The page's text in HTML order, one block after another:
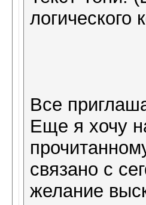
логического
Все
Еще я хочу
связано с
желание